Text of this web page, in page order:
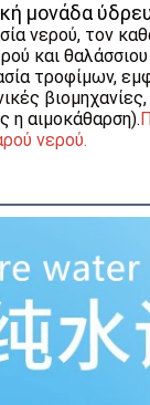
μονάδα
νερού, τον
και
τροφίμων,
η αιμοκάθαρση).
νερού.